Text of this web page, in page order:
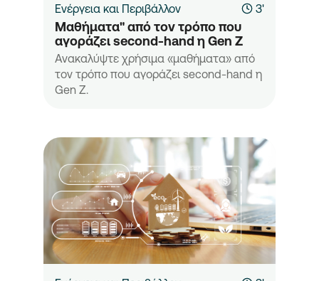
Ενέργεια και Περιβάλλον 3'
Μαθήματα" από τον τρόπο που
αγοράζει second-hand η Gen Z
Ανακαλύψτε χρήσιμα «μαθήματα» από
τον τρόπο που αγοράζει second-hand η
Gen Z.